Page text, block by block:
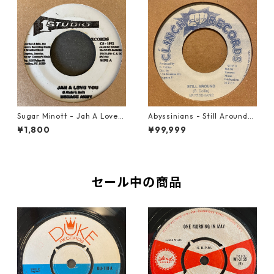
Sugar Minott - Jah A Love Y
ou【7-21594】
¥1,800
Abyssinians - Still Around
【7-21570】
¥99,999
セール中の商品